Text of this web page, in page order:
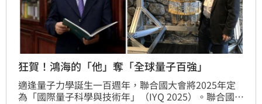
狂賀！鴻海的「他」奪「全球量子百強」
適逢量子力學誕生一百週年，聯合國大會將2025年定
為「國際量子科學與技術年」（IYQ 2025）。聯合國教